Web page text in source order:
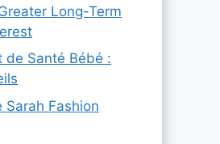
Long-Term
de Santé Bébé :
Sarah Fashion